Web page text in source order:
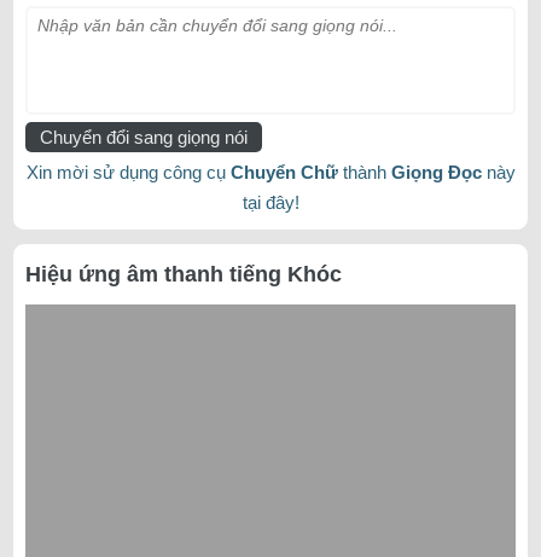
Nhập văn bản cần chuyển đổi sang giọng nói...
Chuyển đổi sang giọng nói
Xin mời sử dụng công cụ Chuyển Chữthành Giọng Đọcnày
tại đây!
Hiệu ứng âm thanh tiếng Khóc